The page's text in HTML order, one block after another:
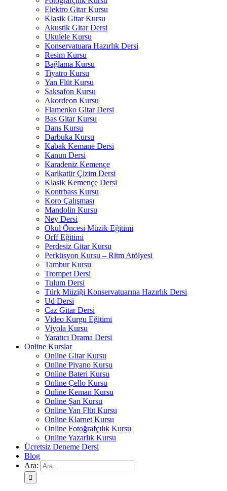
Elektro Gitar Kursu
Klasik Gitar Kursu
Akustik Gitar Dersi
Ukulele Kursu
Konservatuara Hazırlık Dersi
Resim Kursu
Bağlama Kursu
Tiyatro Kursu
Yan Flüt Kursu
Saksafon Kursu
Akordeon Kursu
Flamenko Gitar Dersi
Bas Gitar Kursu
Dans Kursu
Darbuka Kursu
Kabak Kemane Dersi
Kanun Dersi
Karadeniz Kemençe
Karikatür Çizim Dersi
Klasik Kemençe Dersi
Kontrbass Kursu
Koro Çalışması
Mandolin Kursu
Ney Dersi
Okul Öncesi Müzik Eğitimi
Orff Eğitimi
Perdesiz Gitar Kursu
Perküsyon Kursu – Ritm Atölyesi
Tambur Kursu
Trompet Dersi
Tulum Dersi
Türk Müziği Konservatuarına Hazırlık Dersi
Ud Dersi
Caz Gitar Dersi
Video Kurgu Eğitimi
Viyola Kursu
Yaratıcı Drama Dersi
Online Kurslar
Online Gitar Kursu
Online Piyano Kursu
Online Bateri Kursu
Online Çello Kursu
Online Keman Kursu
Online Şan Kursu
Online Yan Flüt Kursu
Online Klarnet Kursu
Online Fotoğrafçılık Kursu
Online Yazarlık Kursu
Ücretsiz Deneme Dersi
Blog
Ara: